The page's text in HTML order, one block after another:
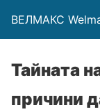
ВЕЛМАКС
Тайната
причини